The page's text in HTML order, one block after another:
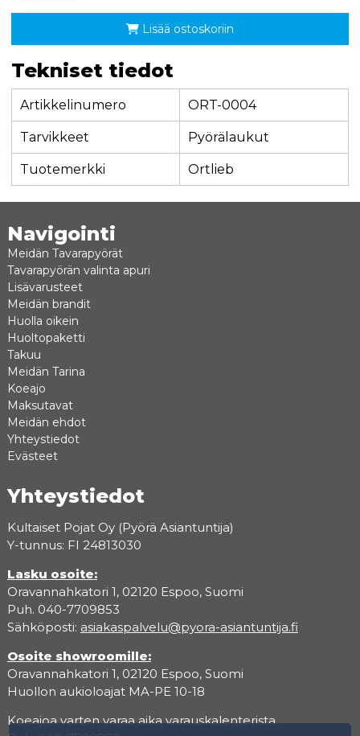
Lisää ostoskoriin
Tekniset tiedot
Artikkelinumero ORT-0004
Tarvikkeet Pyörälaukut
Tuotemerkki Ortlieb
Navigointi
Meidän Tavarapyörät
Tavarapyörän valinta apuri
Lisävarusteet
Meidän brandit
Huolla oikein
Huoltopaketti
Takuu
Meidän Tarina
Koeajo
Maksutavat
Meidän ehdot
Yhteystiedot
Evästeet
Yhteystiedot
Kultaiset Pojat Oy (Pyörä Asiantuntija)
Y-tunnus: FI 24813030
Lasku osoite:
Oravannahkatori 1, 02120 Espoo, Suomi
Puh. 040-7709853
Sähköposti: asiakaspalvelu@pyora-asiantuntija.fi
Osoite showroomille:
Oravannahkatori 1, 02120 Espoo, Suomi
Huollon aukioloajat MA-PE 10-18
Koeajoa varten varaa aika varauskalenterista.